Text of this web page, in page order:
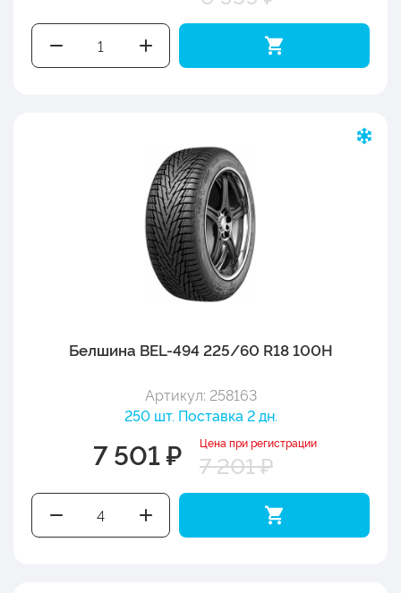
Белшина BEL-494 225/60 R18 100H
Артикул: 258163
250 шт. Поставка 2 дн.
7 501 ₽ Цена при регистрации
7 201 ₽